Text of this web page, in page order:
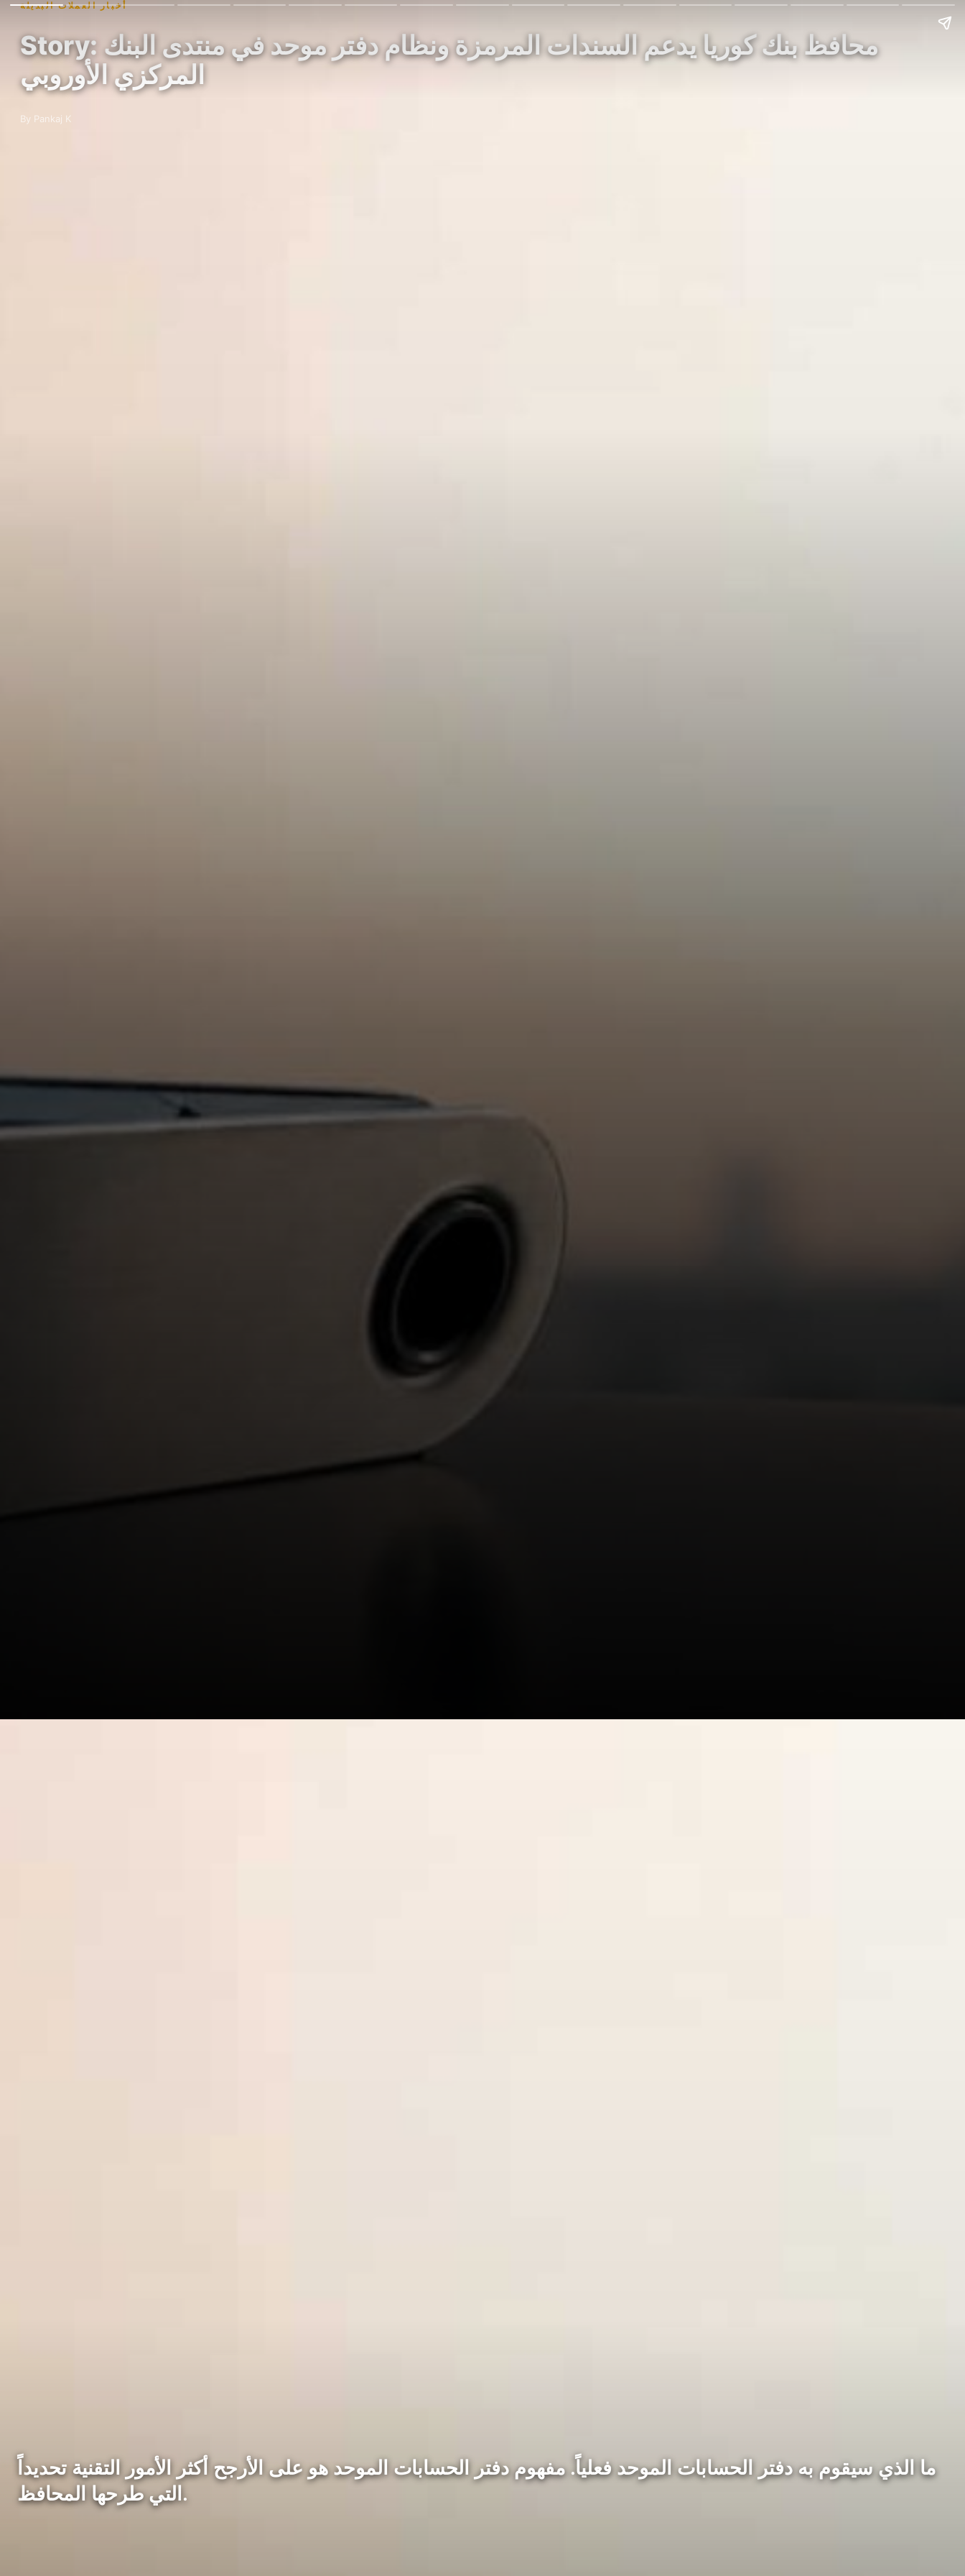
أخبار العملات البديلة
Story: محافظ بنك كوريا يدعم السندات المرمزة ونظام دفتر موحد في منتدى البنك
المركزي الأوروبي
By Pankaj K
ما الذي سيقوم به دفتر الحسابات الموحد فعلياً. مفهوم دفتر الحسابات الموحد هو على الأرجح أكثر الأمور التقنية تحديداً
التي طرحها المحافظ.